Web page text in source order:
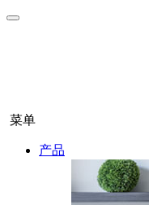
菜单
产品